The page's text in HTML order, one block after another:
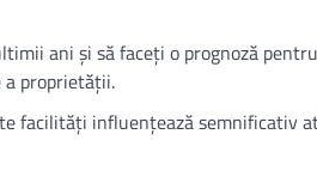
ani și să faceți o prognoză
proprietății.
facilități influențează semnificativ